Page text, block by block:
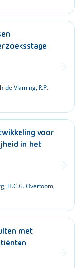
de Vlaming, R.P.
voor
in het
, H.C.G. Overtoom,
met